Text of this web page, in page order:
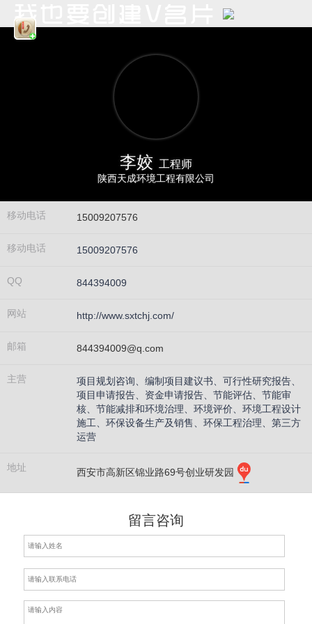
李姣 工程师
陕西天成环境工程有限公司
移动电话 15009207576
移动电话 15009207576
QQ 844394009
网站 http://www.sxtchj.com/
邮箱 844394009@q.com
主营
项目规划咨询、编制项目建议书、可行性研究报告、
项目申请报告、资金申请报告、节能评估、节能审
核、节能减排和环境治理、环境评价、环境工程设计
施工、环保设备生产及销售、环保工程治理、第三方
运营
地址 西安市高新区锦业路69号创业研发园
留言咨询